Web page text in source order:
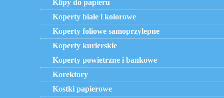
Klipy do papieru
Koperty białe i kolorowe
Koperty foliowe samoprzylepne
Koperty kurierskie
Koperty powietrzne i bankowe
Korektory
Kostki papierowe